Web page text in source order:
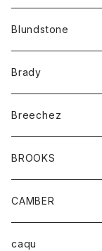
カーディガン
コート
アクセサリー
バッグ
ベルト
キッズ
Tシャツ
グッズ
アンダーウェアー
カードホルダー
トップス
カーディガン
ボトム
オーバーオール
レディース
サングラス
Blundstone
Brady
Breechez
シャツ
BROOKS
グッズ
靴
CAMBER
トップス
caqu